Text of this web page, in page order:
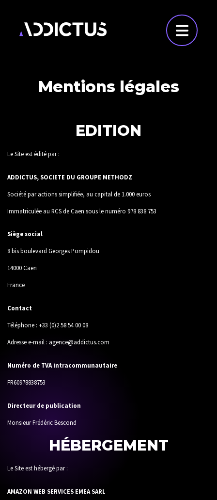
Mentions légales
EDITION
Le Site est édité par :
ADDICTUS, SOCIETE DU GROUPE METHODZ
Société par actions simplifiée, au capital de 1.000 euros
Immatriculée au RCS de Caen sous le numéro 978 838 753
Siège social
8 bis boulevard Georges Pompidou
14000 Caen
France
Contact
Téléphone : +33 (0)2 58 54 00 08
Adresse e-mail : agence@addictus.com
Numéro de TVA intracommunautaire
FR60978838753
Directeur de publication
Monsieur Frédéric Bescond
HÉBERGEMENT
Le Site est hébergé par :
AMAZON WEB SERVICES EMEA SARL